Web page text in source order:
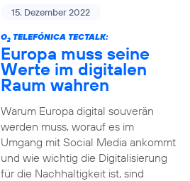
15. Dezember 2022
O2TELEFÓNICA TECTALK:
Europa muss seine
Werte im digitalen
Raum wahren
Warum Europa digital souverän
werden muss, worauf es im
Umgang mit Social Media ankommt
und wie wichtig die Digitalisierung
für die Nachhaltigkeit ist, sind